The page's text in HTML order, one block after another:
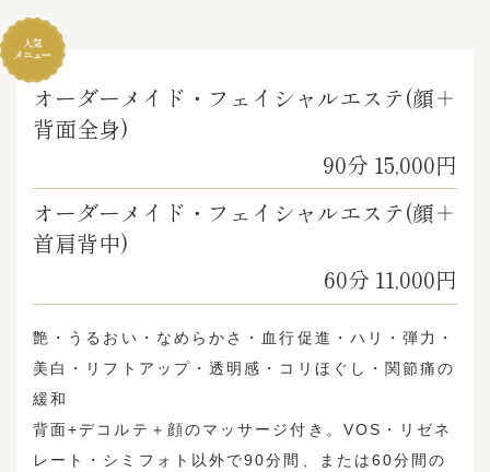
オーダーメイド・フェイシャルエステ(顔＋
背面全身)
90分 15,000円
オーダーメイド・フェイシャルエステ(顔＋
首肩背中)
60分 11,000円
艶・うるおい・なめらかさ・血行促進・ハリ・弾力・
美白・リフトアップ・透明感・コリほぐし・関節痛の
緩和
背面+デコルテ＋顔のマッサージ付き。VOS・リゼネ
レート・シミフォト以外で90分間、または60分間の